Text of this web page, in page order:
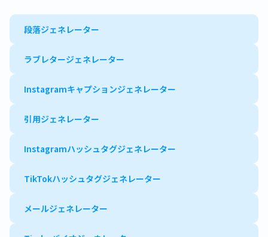
段落ジェネレーター
ラブレタージェネレーター
Instagramキャプションジェネレーター
引用ジェネレーター
Instagramハッシュタグジェネレーター
TikTokハッシュタグジェネレーター
メールジェネレーター